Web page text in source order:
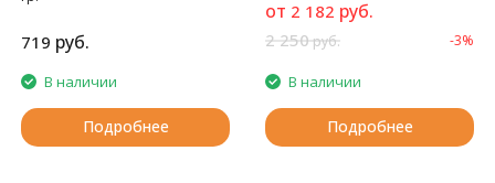
с чувствительной кожей и для
детей
719 руб.
В наличии
Подробнее
от 2 182 руб.
2 250руб. -3%
В наличии
Подробнее